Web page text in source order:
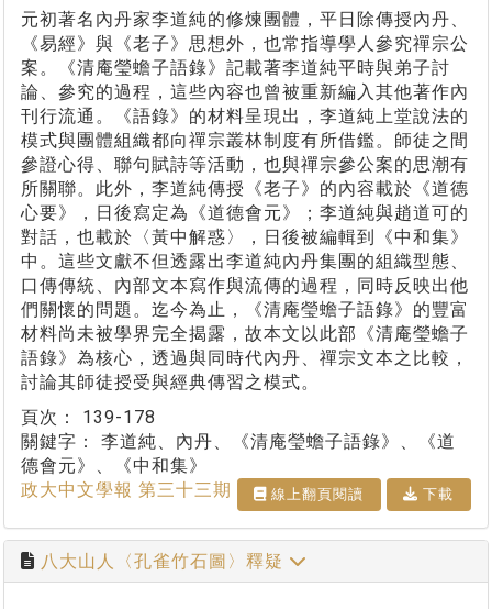
元初著名內丹家李道純的修煉團體，平日除傳授內丹、
《易經》與《老子》思想外，也常指導學人參究禪宗公
案。《清庵瑩蟾子語錄》記載著李道純平時與弟子討
論、參究的過程，這些內容也曾被重新編入其他著作內
刊行流通。《語錄》的材料呈現出，李道純上堂說法的
模式與團體組織都向禪宗叢林制度有所借鑑。師徒之間
參證心得、聯句賦詩等活動，也與禪宗參公案的思潮有
所關聯。此外，李道純傳授《老子》的內容載於《道德
心要》，日後寫定為《道德會元》；李道純與趙道可的
對話，也載於〈黃中解惑〉，日後被編輯到《中和集》
中。這些文獻不但透露出李道純內丹集團的組織型態、
口傳傳統、內部文本寫作與流傳的過程，同時反映出他
們關懷的問題。迄今為止，《清庵瑩蟾子語錄》的豐富
材料尚未被學界完全揭露，故本文以此部《清庵瑩蟾子
語錄》為核心，透過與同時代內丹、禪宗文本之比較，
討論其師徒授受與經典傳習之模式。
頁次： 139-178
關鍵字： 李道純、內丹、《清庵瑩蟾子語錄》、《道
德會元》、《中和集》
政大中文學報 第三十三期
線上翻⾴閱讀 下載
八大山人〈孔雀竹石圖〉釋疑